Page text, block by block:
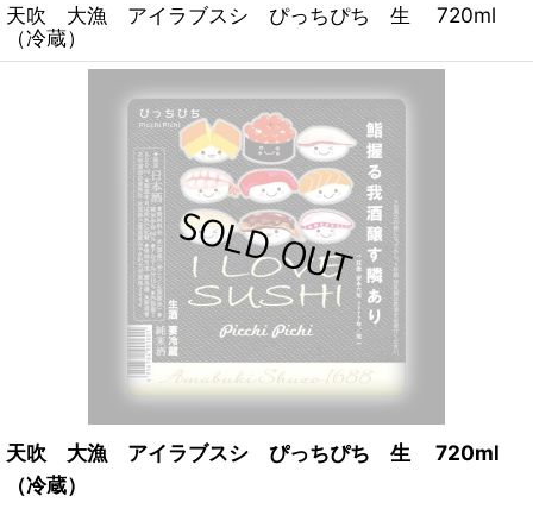
天吹 大漁 アイラブスシ ぴっちぴち 生 720ml
（冷蔵）
天吹 大漁 アイラブスシ ぴっちぴち 生 720ml
（冷蔵）